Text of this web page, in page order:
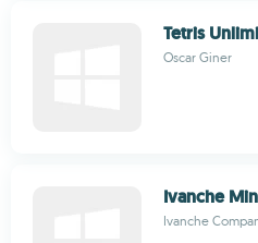
Tetris
Oscar Giner
Ivanche
Ivanche